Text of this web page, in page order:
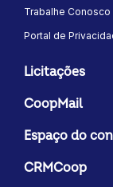
Trabalhe Conosco
Portal de
Licitações
CoopMail
Espaço do
CRMCoop